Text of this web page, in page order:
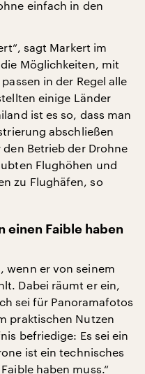
einfach in den
sagt Markert im
Möglichkeiten, mit
in der Regel alle
einige Länder
ist es so, dass man
abschließen
den Betrieb der Drohne
Flughöhen und
zu Flughäfen, so
einen Faible haben
wenn er von seinem
Dabei räumt er ein,
sei für Panoramafotos
praktischen Nutzen
befriedige: Es sei ein
ist ein technisches
haben muss.“